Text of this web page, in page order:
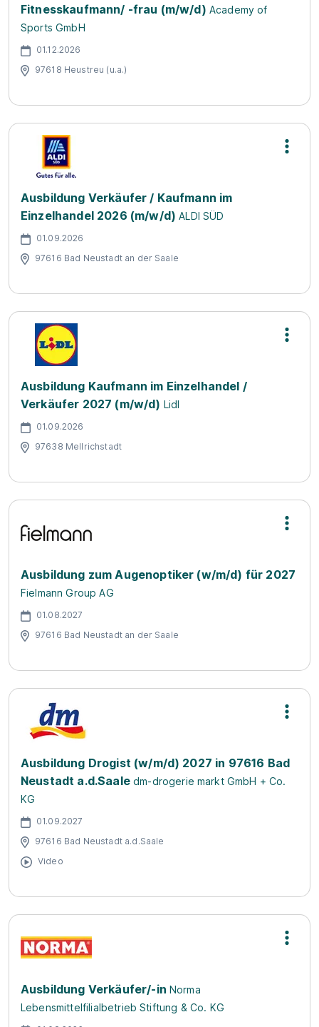
Fitnesskaufmann/ -frau (m/w/d) Academy of
Sports GmbH
01.12.2026
97618 Heustreu (u.a.)
Ausbildung Verkäufer / Kaufmann im
Einzelhandel 2026 (m/w/d) ALDI SÜD
01.09.2026
97616 Bad Neustadt an der Saale
Ausbildung Kaufmann im Einzelhandel /
Verkäufer 2027 (m/w/d) Lidl
01.09.2026
97638 Mellrichstadt
Ausbildung zum Augenoptiker (w/m/d) für 2027
Fielmann Group AG
01.08.2027
97616 Bad Neustadt an der Saale
Ausbildung Drogist (w/m/d) 2027 in 97616 Bad
Neustadt a.d.Saale dm-drogerie markt GmbH + Co.
KG
01.09.2027
97616 Bad Neustadt a.d.Saale
Video
Ausbildung Verkäufer/-in Norma
Lebensmittelfilialbetrieb Stiftung & Co. KG